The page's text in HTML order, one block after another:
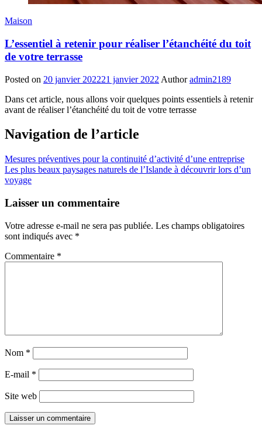
Maison
L’essentiel à retenir pour réaliser l’étanchéité du toit
de votre terrasse
Posted on 20 janvier 202221 janvier 2022 Author admin2189
Dans cet article, nous allons voir quelques points essentiels à retenir
avant de réaliser l’étanchéité du toit de votre terrasse
Navigation de l’article
Mesures préventives pour la continuité d’activité d’une entreprise
Les plus beaux paysages naturels de l’Islande à découvrir lors d’un
voyage
Laisser un commentaire
Votre adresse e-mail ne sera pas publiée. Les champs obligatoires
sont indiqués avec *
Commentaire *
Nom *
E-mail *
Site web